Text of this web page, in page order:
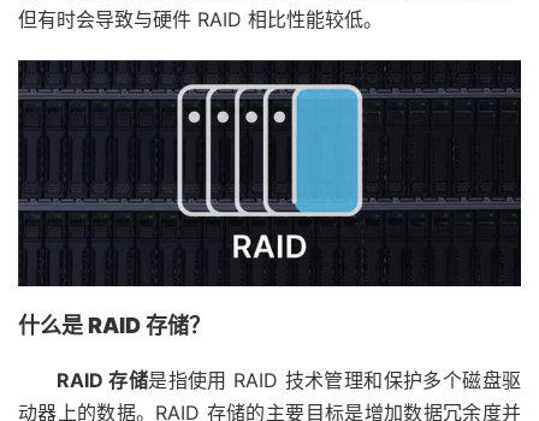
但有时会导致与硬件 RAID 相比性能较低。
什么是 RAID 存储？
RAID 存储是指使用 RAID 技术管理和保护多个磁盘驱
动器上的数据。RAID 存储的主要目标是增加数据冗余度并